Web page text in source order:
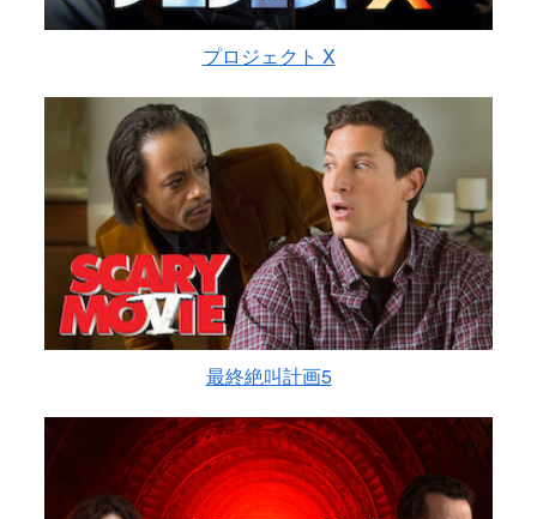
プロジェクト X
最終絶叫計画5